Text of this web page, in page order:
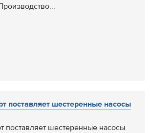
поставляет шестеренные насосы
поставляет шестеренные насосы